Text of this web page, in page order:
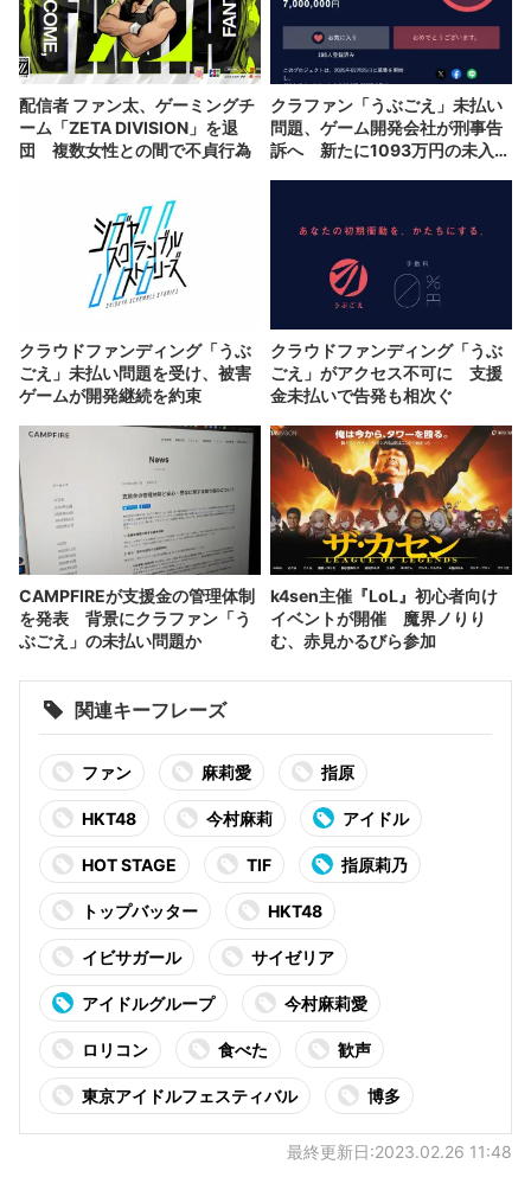
配信者 ファン太、ゲーミングチ
ーム「ZETA DIVISION」を退
団 複数女性との間で不貞行為
クラファン「うぶごえ」未払い
問題、ゲーム開発会社が刑事告
訴へ 新たに1093万円の未入金
クラウドファンディング「うぶ
ごえ」未払い問題を受け、被害
ゲームが開発継続を約束
クラウドファンディング「うぶ
ごえ」がアクセス不可に 支援
金未払いで告発も相次ぐ
CAMPFIREが支援金の管理体制
を発表 背景にクラファン「う
ぶごえ」の未払い問題か
k4sen主催『LoL』初心者向け
イベントが開催 魔界ノりり
む、赤見かるびら参加
関連キーフレーズ
ファン 麻莉愛 指原
HKT48 今村麻莉 アイドル
HOT STAGE TIF 指原莉乃
トップバッター HKT48
イビサガール サイゼリア
アイドルグループ 今村麻莉愛
ロリコン 食べた 歓声
東京アイドルフェスティバル 博多
最終更新日:2023.02.26 11:48